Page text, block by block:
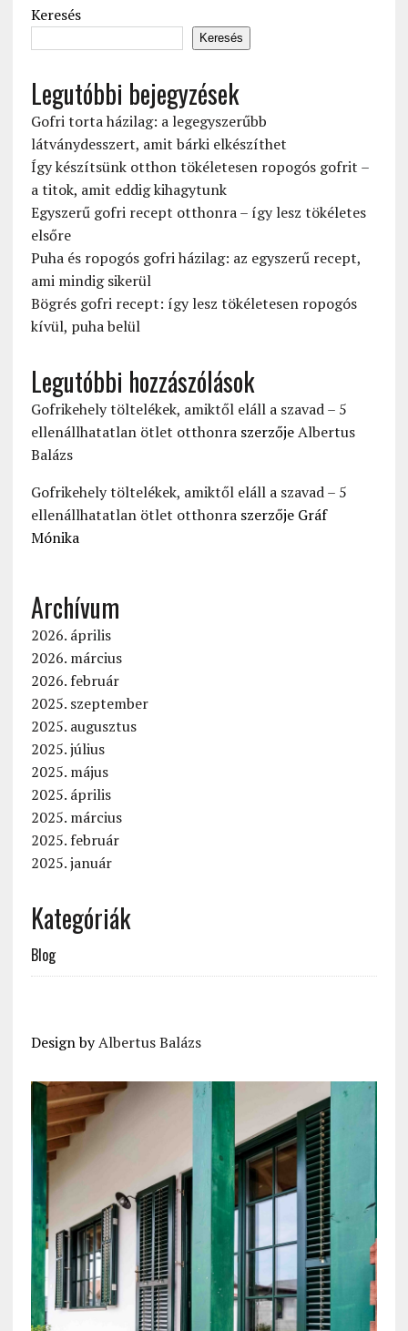
Keresés
Keresés
Legutóbbi bejegyzések
Gofri torta házilag: a legegyszerűbb
látványdesszert, amit bárki elkészíthet
Így készítsünk otthon tökéletesen ropogós gofrit –
a titok, amit eddig kihagytunk
Egyszerű gofri recept otthonra – így lesz tökéletes
elsőre
Puha és ropogós gofri házilag: az egyszerű recept,
ami mindig sikerül
Bögrés gofri recept: így lesz tökéletesen ropogós
kívül, puha belül
Legutóbbi hozzászólások
Gofrikehely töltelékek, amiktől eláll a szavad – 5
ellenállhatatlan ötlet otthonraszerzőjeAlbertus
Balázs
Gofrikehely töltelékek, amiktől eláll a szavad – 5
ellenállhatatlan ötlet otthonraszerzője Gráf
Mónika
Archívum
2026. április
2026. március
2026. február
2025. szeptember
2025. augusztus
2025. július
2025. május
2025. április
2025. március
2025. február
2025. január
Kategóriák
Blog
Design byAlbertus Balázs